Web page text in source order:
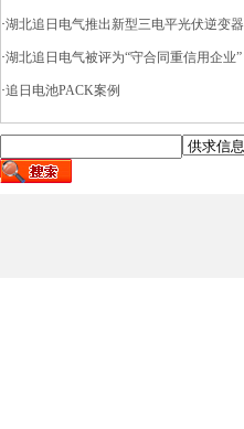
·湖北追日电气推出新型三电平光伏逆变器
·湖北追日电气被评为“守合同重信用企业”
·追日电池PACK案例